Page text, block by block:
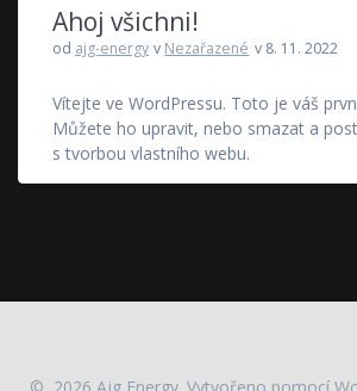
Ahoj všichni!
od ajg-energy v Nezařazené v 8. 11. 2022
Vítejte ve WordPressu. Toto je váš
Můžete ho upravit, nebo smazat a
s tvorbou vlastního webu.